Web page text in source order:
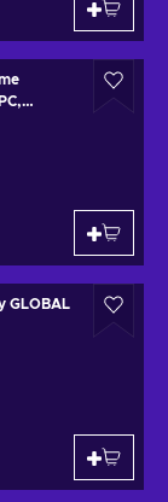
GLOBAL